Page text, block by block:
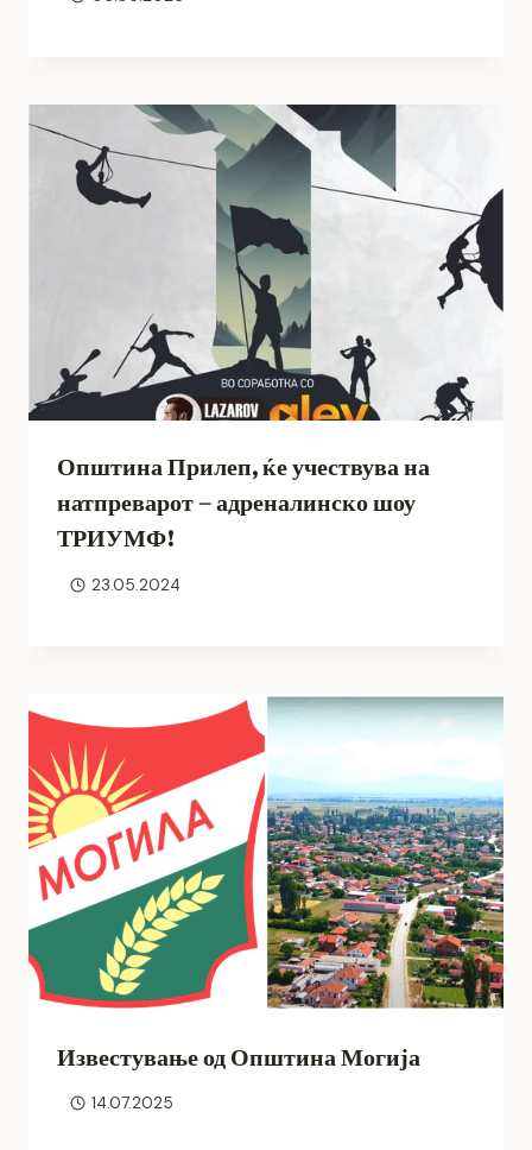
Општина Прилеп, ќе учествува на
натпреварот – адреналинско шоу
ТРИУМФ!
23.05.2024
Известување од Општина Могија
14.07.2025